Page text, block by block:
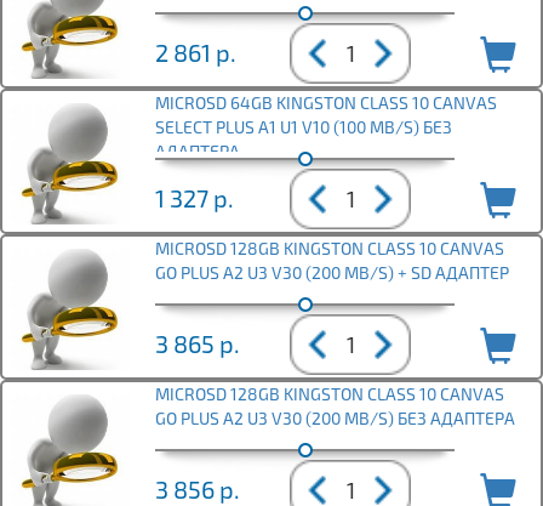
2 861 р.
MICROSD 64GB KINGSTON CLASS 10 CANVAS
SELECT PLUS A1 U1 V10 (100 MB/S) БЕЗ
АДАПТЕРА
1 327 р.
MICROSD 128GB KINGSTON CLASS 10 CANVAS
GO PLUS A2 U3 V30 (200 MB/S) + SD АДАПТЕР
3 865 р.
MICROSD 128GB KINGSTON CLASS 10 CANVAS
GO PLUS A2 U3 V30 (200 MB/S) БЕЗ АДАПТЕРА
3 856 р.